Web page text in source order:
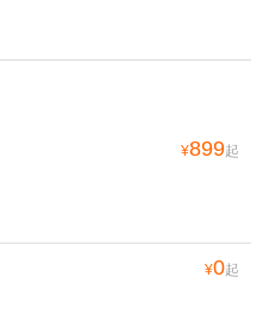
¥899起
¥0起